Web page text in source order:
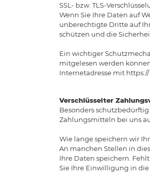
SSL- bzw. TLS-
Wenn Sie Ihre Daten auf
unberechtigte Dritte auf
schützen und die
Ein wichtiger
mitgelesen werden
Internetadresse mit
Verschlüsselter
Besonders
Zahlungsmitteln bei uns
Wie lange speichern wir
An manchen Stellen in
Ihre Daten speichern.
Sie Ihre Einwilligung in